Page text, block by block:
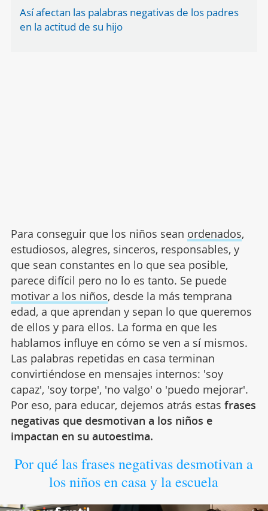
Así afectan las palabras negativas de los padres
en la actitud de su hijo
Para conseguir que los niños sean ordenados,
estudiosos, alegres, sinceros, responsables, y
que sean constantes en lo que sea posible,
parece difícil pero no lo es tanto. Se puede
motivar a los niños, desde la más temprana
edad, a que aprendan y sepan lo que queremos
de ellos y para ellos. La forma en que les
hablamos influye en cómo se ven a sí mismos.
Las palabras repetidas en casa terminan
convirtiéndose en mensajes internos: 'soy
capaz', 'soy torpe', 'no valgo' o 'puedo mejorar'.
Por eso, para educar, dejemos atrás estas frases
negativas que desmotivan a los niños e
impactan en su autoestima.
Por qué las frases negativas desmotivan a
los niños en casa y la escuela